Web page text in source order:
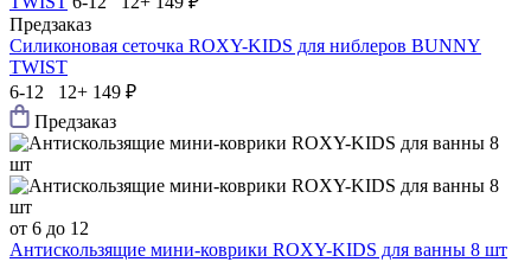
Предзаказ
Силиконовая сеточка ROXY-KIDS для ниблеров BUNNY
TWIST
6-12 12+ 149 ₽
Предзаказ
от 6 до 12
Антискользящие мини-коврики ROXY-KIDS для ванны 8 шт